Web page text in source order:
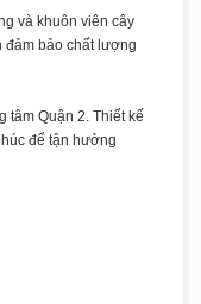
và khuôn viên cây
đảm bảo chất lượng
tâm Quận 2. Thiết kế
để tận hưởng